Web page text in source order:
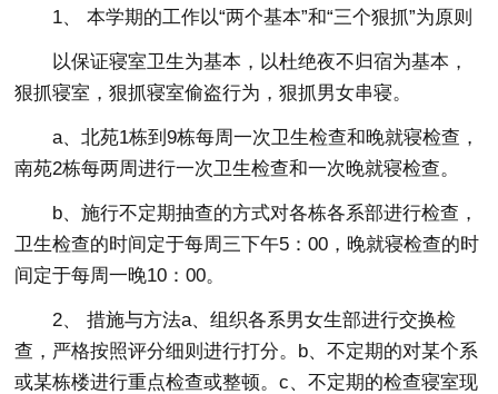
1、 本学期的工作以“两个基本”和“三个狠抓”为原则
以保证寝室卫生为基本，以杜绝夜不归宿为基本，
狠抓寝室，狠抓寝室偷盗行为，狠抓男女串寝。
a、北苑1栋到9栋每周一次卫生检查和晚就寝检查，
南苑2栋每两周进行一次卫生检查和一次晚就寝检查。
b、施行不定期抽查的方式对各栋各系部进行检查，
卫生检查的时间定于每周三下午5：00，晚就寝检查的时
间定于每周一晚10：00。
2、 措施与方法a、组织各系男女生部进行交换检
查，严格按照评分细则进行打分。b、不定期的对某个系
或某栋楼进行重点检查或整顿。c、不定期的检查寝室现